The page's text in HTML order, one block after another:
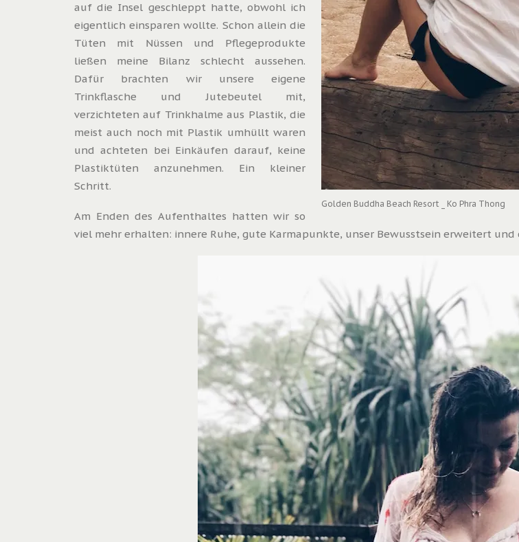
Golden Buddha Beach Resort _ Ko Phra Thong
auf die Insel geschleppt hatte, obwohl ich
eigentlich einsparen wollte. Schon allein die
Tüten mit Nüssen und Pflegeprodukte
ließen meine Bilanz schlecht aussehen.
Dafür brachten wir unsere eigene
Trinkflasche und Jutebeutel mit,
verzichteten auf Trinkhalme aus Plastik, die
meist auch noch mit Plastik umhüllt waren
und achteten bei Einkäufen darauf, keine
Plastiktüten anzunehmen. Ein kleiner
Schritt.
Am Enden des Aufenthaltes hatten wir so
viel mehr erhalten: innere Ruhe, gute Karmapunkte, unser Bewusstsein erweitert